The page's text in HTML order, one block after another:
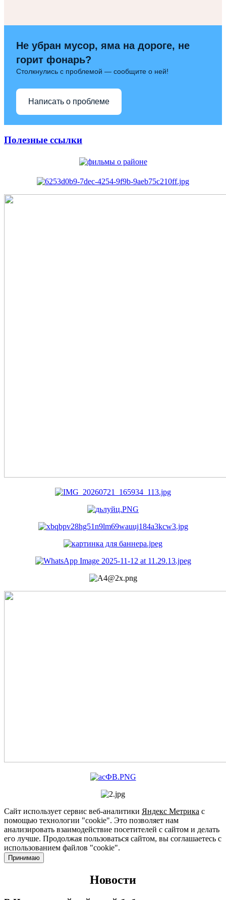
Не убран мусор, яма на дороге, не
горит фонарь?
Столкнулись с проблемой — сообщите о ней!
Написать о проблеме
Полезные ссылки
Сайт использует сервис веб-аналитики Яндекс Метрика с
помощью технологии "cookie". Это позволяет нам
анализировать взаимодействие посетителей с сайтом и делать
его лучше. Продолжая пользоваться сайтом, вы соглашаетесь с
использованием файлов "cookie".
Принимаю
Новости